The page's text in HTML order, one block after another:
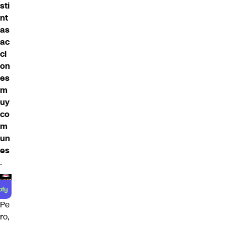
sti
nt
as
ac
ci
on
es
m
uy
co
m
un
es
.
Pe
ro,